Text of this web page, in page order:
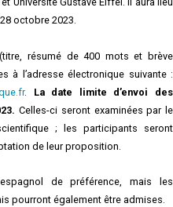
octobre 2023.
résumé de 400 mots et brève
à l’adresse électronique suivante :
. La date limite d’envoi des
Celles-ci seront examinées par le
; les participants seront
de leur proposition.
de préférence, mais les
pourront également être admises.